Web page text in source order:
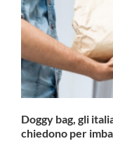
Doggy bag, gli
chiedono per